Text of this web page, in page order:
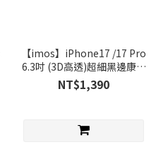
【imos】iPhone17 /17 Pro
6.3吋 (3D高透)超細黑邊康寧
玻璃貼 (AGbc)
NT$1,390